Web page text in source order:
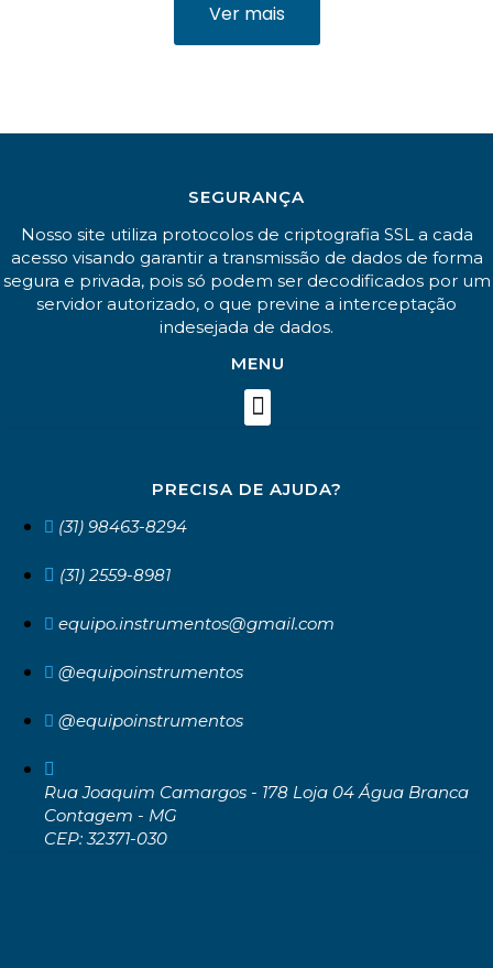
Ver mais
SEGURANÇA
Nosso site utiliza protocolos de criptografia SSL a cada
acesso visando garantir a transmissão de dados de forma
segura e privada, pois só podem ser decodificados por um
servidor autorizado, o que previne a interceptação
indesejada de dados.
MENU
PRECISA DE AJUDA?
(31) 98463-8294
(31) 2559-8981
equipo.instrumentos@gmail.com
@equipoinstrumentos
@equipoinstrumentos
Rua Joaquim Camargos - 178 Loja 04 Água Branca
Contagem - MG
CEP: 32371-030